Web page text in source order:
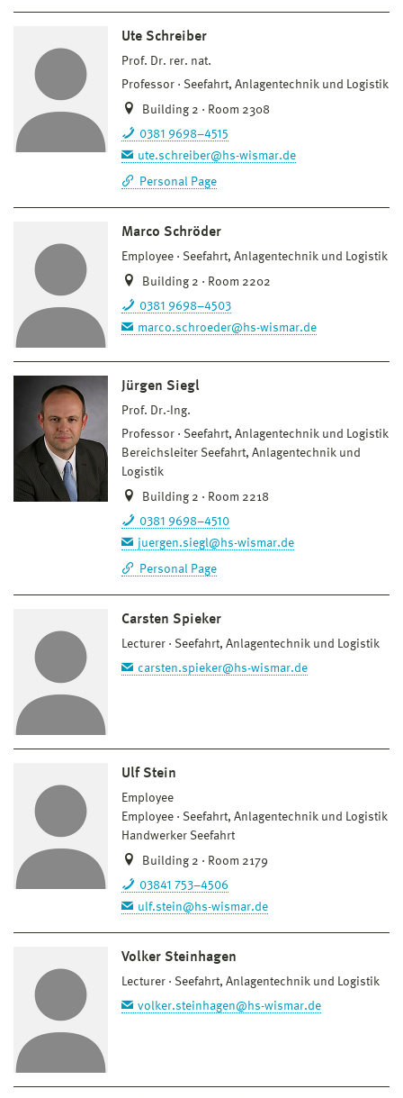
Ute Schreiber
Prof. Dr. rer. nat.
Professor
Seefahrt, Anlagentechnik und Logistik
Building 2 · Room 2308
0381 9698–4515
ute.schreiber@hs-wismar.de
Personal Page
Marco Schröder
Employee
Seefahrt, Anlagentechnik und Logistik
Building 2 · Room 2202
0381 9698–4503
marco.schroeder@hs-wismar.de
Jürgen Siegl
Prof. Dr.-Ing.
Professor
Seefahrt, Anlagentechnik und Logistik
Bereichsleiter Seefahrt, Anlagentechnik und
Logistik
Building 2 · Room 2218
0381 9698–4510
juergen.siegl@hs-wismar.de
Personal Page
Carsten Spieker
Lecturer
Seefahrt, Anlagentechnik und Logistik
carsten.spieker@hs-wismar.de
Ulf Stein
Employee
Employee
Seefahrt, Anlagentechnik und Logistik
Handwerker Seefahrt
Building 2 · Room 2179
03841 753–4506
ulf.stein@hs-wismar.de
Volker Steinhagen
Lecturer
Seefahrt, Anlagentechnik und Logistik
volker.steinhagen@hs-wismar.de